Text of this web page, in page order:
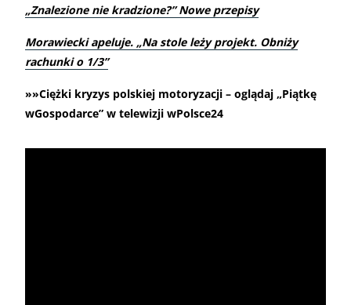
„Znalezione nie kradzione?” Nowe przepisy
Morawiecki apeluje. „Na stole leży projekt. Obniży
rachunki o 1/3”
»»Ciężki kryzys polskiej motoryzacji – oglądaj „Piątkę
wGospodarce” w telewizji wPolsce24